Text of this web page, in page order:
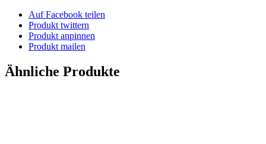
Auf Facebook teilen
Produkt twittern
Produkt anpinnen
Produkt mailen
Ähnliche Produkte